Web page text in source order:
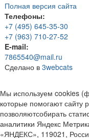
Полная версия сайта
Телефоны:
+7 (495) 645-35-30
+7 (963) 710-27-52
E-mail:
7865540@mail.ru
Сделано в 3webcats
Мы используем cookies
которые помогают сайту
позволяютсобирать
аналитики Яндекс
«ЯНДЕКС», 119021,